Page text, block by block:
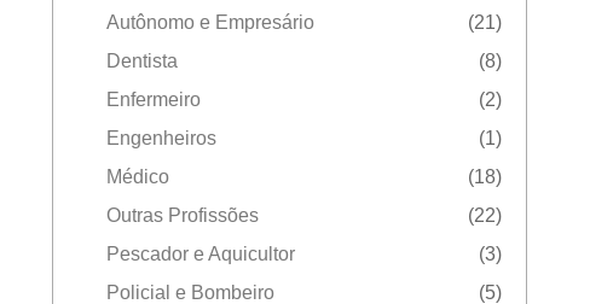
Autônomo e Empresário
(21)
Dentista
(8)
Enfermeiro
(2)
Engenheiros
(1)
Médico
(18)
Outras Profissões
(22)
Pescador e Aquicultor
(3)
Policial e Bombeiro
(5)